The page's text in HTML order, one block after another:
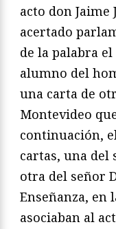
acto don Jaime
acertado
de la palabra
alumno del
una carta de
Montevideo
continuación,
cartas, una del
otra del señor
Enseñanza, en
asociaban al